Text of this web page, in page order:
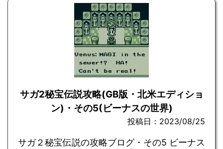
サガ2秘宝伝説攻略(GB版・北米エディショ
ン)・その5(ビーナスの世界)
投稿日：2023/08/25
サガ２秘宝伝説の攻略ブログ・その5 ビーナス